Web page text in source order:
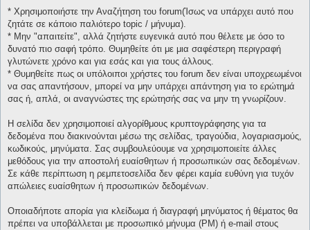
* Χρησιμοποιήστε την Αναζήτηση του forum(Ίσως να υπάρχει αυτό που
ζητάτε σε κάποιο παλιότερο topic / μήνυμα).
* Μην "απαιτείτε", αλλά ζητήστε ευγενικά αυτό που θέλετε με όσο το
δυνατό πιο σαφή τρόπο. Θυμηθείτε ότι με μια σαφέστερη περιγραφή
γλυτώνετε χρόνο και για εσάς και για τους άλλους.
* Θυμηθείτε πως οι υπόλοιποι χρήστες του forum δεν είναι υποχρεωμένοι
να σας απαντήσουν, μπορεί να μην υπάρχει απάντηση για το ερώτημά
σας ή, απλά, οι αναγνώστες της ερώτησής σας να μην τη γνωρίζουν.
Η σελίδα δεν χρησιμοποιεί αλγορίθμους κρυπτογράφησης για τα
δεδομένα που διακινούνται μέσω της σελίδας, τραγούδια, λογαριασμούς,
κωδικούς, μηνύματα. Σας συμβουλεύουμε να χρησιμοποιείτε άλλες
μεθόδους για την αποστολή ευαίσθητων ή προσωπικών σας δεδομένων.
Σε κάθε περίπτωση η ρεμπετοσελίδα δεν φέρει καμία ευθύνη για τυχόν
απώλειες ευαίσθητων ή προσωπικών δεδομένων.
Οποιαδήποτε απορία για κλείδωμα ή διαγραφή μηνύματος ή θέματος θα
πρέπει να υποβάλλεται με προσωπικό μήνυμα (PM) ή e-mail στους